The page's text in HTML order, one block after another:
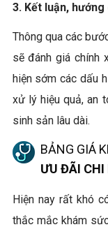
3. Kết luận,
Thông qua các
sẽ đánh giá chính
hiện sớm các dấu
xử lý hiệu quả, an
sinh sản lâu dài.
BẢNG GIÁ
ƯU ĐÃI CHI
Hiện nay rất khó
thắc mắc khám